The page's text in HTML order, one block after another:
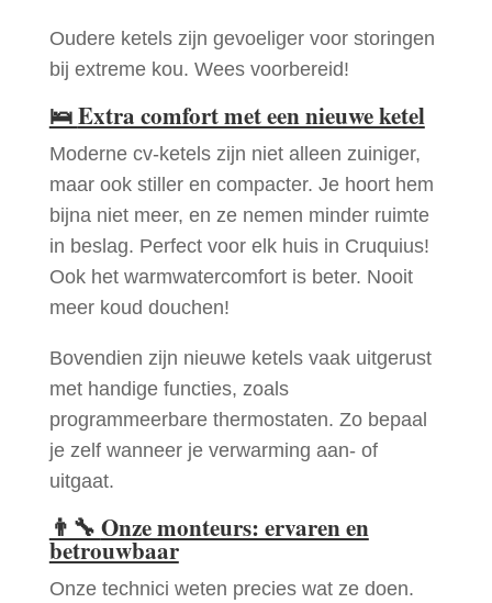
Oudere ketels zijn gevoeliger voor storingen
bij extreme kou. Wees voorbereid!
🛌Extra comfort met een nieuwe ketel
Moderne cv-ketels zijn niet alleen zuiniger,
maar ook stiller en compacter. Je hoort hem
bijna niet meer, en ze nemen minder ruimte
in beslag. Perfect voor elk huis in Cruquius!
Ook het warmwatercomfort is beter. Nooit
meer koud douchen!
Bovendien zijn nieuwe ketels vaak uitgerust
met handige functies, zoals
programmeerbare thermostaten. Zo bepaal
je zelf wanneer je verwarming aan- of
uitgaat.
👨‍🔧 Onze monteurs: ervaren en
betrouwbaar
Onze technici weten precies wat ze doen.